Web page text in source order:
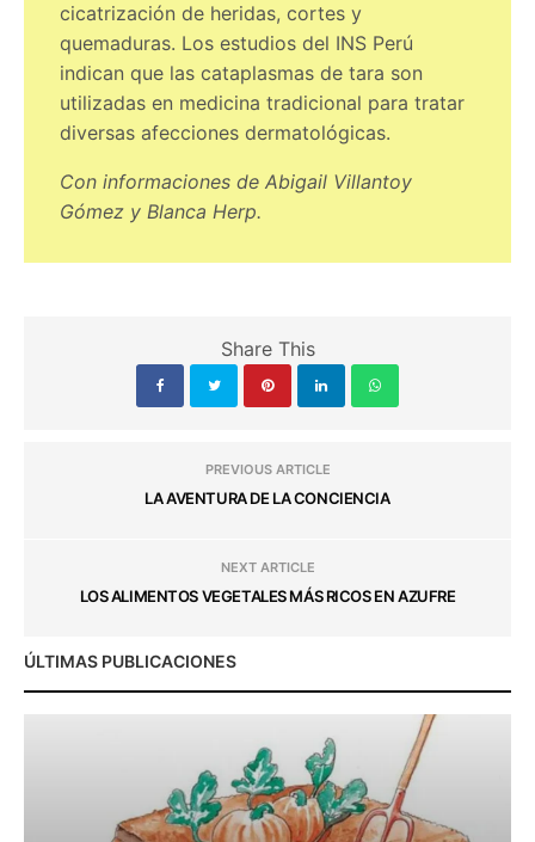
cicatrización de heridas, cortes y
quemaduras. Los estudios del INS Perú
indican que las cataplasmas de tara son
utilizadas en medicina tradicional para tratar
diversas afecciones dermatológicas.
Con informaciones de Abigail Villantoy
Gómez y Blanca Herp.
Share This
PREVIOUS ARTICLE
LA AVENTURA DE LA CONCIENCIA
NEXT ARTICLE
LOS ALIMENTOS VEGETALES MÁS RICOS EN AZUFRE
ÚLTIMAS PUBLICACIONES